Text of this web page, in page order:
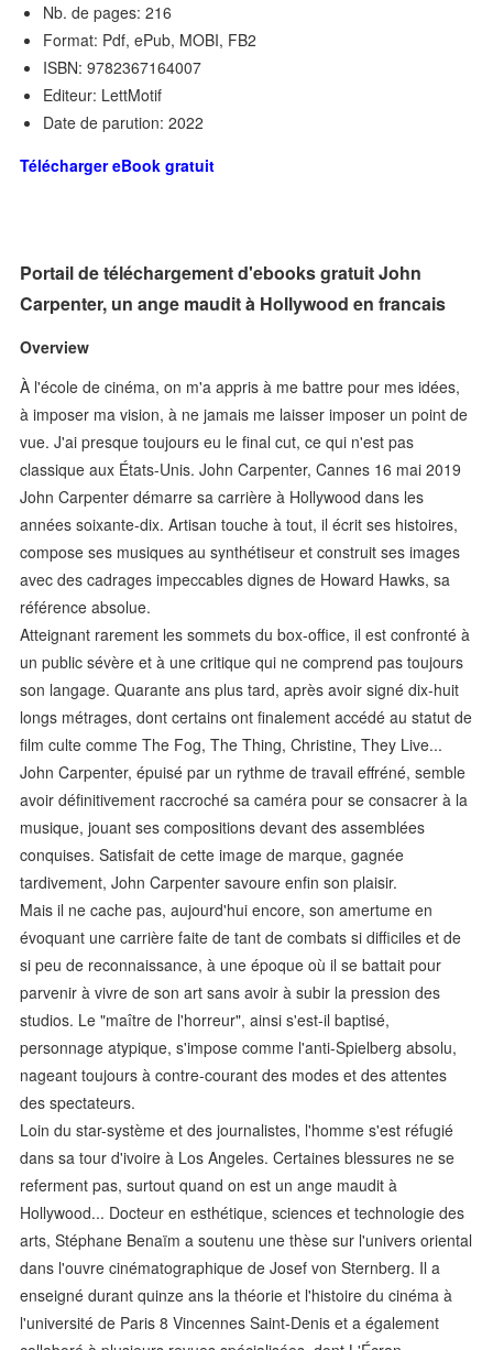
Nb. de pages: 216
Format: Pdf, ePub, MOBI, FB2
ISBN: 9782367164007
Editeur: LettMotif
Date de parution: 2022
Télécharger eBook gratuit
Portail de téléchargement d'ebooks gratuit John
Carpenter, un ange maudit à Hollywood en francais
Overview
À l'école de cinéma, on m'a appris à me battre pour mes idées,
à imposer ma vision, à ne jamais me laisser imposer un point de
vue. J'ai presque toujours eu le final cut, ce qui n'est pas
classique aux États-Unis. John Carpenter, Cannes 16 mai 2019
John Carpenter démarre sa carrière à Hollywood dans les
années soixante-dix. Artisan touche à tout, il écrit ses histoires,
compose ses musiques au synthétiseur et construit ses images
avec des cadrages impeccables dignes de Howard Hawks, sa
référence absolue.
Atteignant rarement les sommets du box-office, il est confronté à
un public sévère et à une critique qui ne comprend pas toujours
son langage. Quarante ans plus tard, après avoir signé dix-huit
longs métrages, dont certains ont finalement accédé au statut de
film culte comme The Fog, The Thing, Christine, They Live...
John Carpenter, épuisé par un rythme de travail effréné, semble
avoir définitivement raccroché sa caméra pour se consacrer à la
musique, jouant ses compositions devant des assemblées
conquises. Satisfait de cette image de marque, gagnée
tardivement, John Carpenter savoure enfin son plaisir.
Mais il ne cache pas, aujourd'hui encore, son amertume en
évoquant une carrière faite de tant de combats si difficiles et de
si peu de reconnaissance, à une époque où il se battait pour
parvenir à vivre de son art sans avoir à subir la pression des
studios. Le "maître de l'horreur", ainsi s'est-il baptisé,
personnage atypique, s'impose comme l'anti-Spielberg absolu,
nageant toujours à contre-courant des modes et des attentes
des spectateurs.
Loin du star-système et des journalistes, l'homme s'est réfugié
dans sa tour d'ivoire à Los Angeles. Certaines blessures ne se
referment pas, surtout quand on est un ange maudit à
Hollywood... Docteur en esthétique, sciences et technologie des
arts, Stéphane Benaïm a soutenu une thèse sur l'univers oriental
dans l'ouvre cinématographique de Josef von Sternberg. Il a
enseigné durant quinze ans la théorie et l'histoire du cinéma à
l'université de Paris 8 Vincennes Saint-Denis et a également